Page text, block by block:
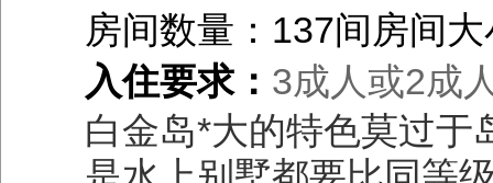
房间数量：137间房间
入住要求： 3成人或2成
白金岛*大的特色莫过于